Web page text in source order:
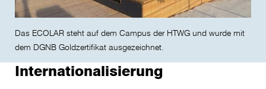
Das ECOLAR steht auf dem Campus der HTWG und wurde mit
dem DGNB Goldzertifikat ausgezeichnet.
Internationalisierung